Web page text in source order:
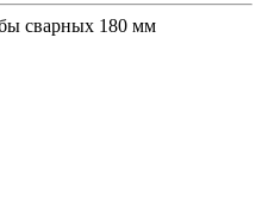
сварных 180 мм